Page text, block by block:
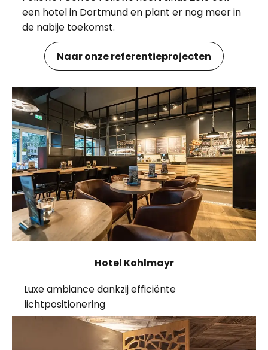
een hotel in Dortmund en plant er nog meer in
de nabije toekomst.
Naar onze referentieprojecten
Hotel Kohlmayr
Luxe ambiance dankzij efficiënte
lichtpositionering